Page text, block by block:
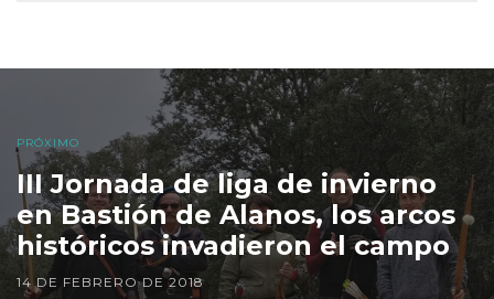
PRÓXIMO
III Jornada de liga de invierno
en Bastión de Alanos, los arcos
históricos invadieron el campo
14 DE FEBRERO DE 2018